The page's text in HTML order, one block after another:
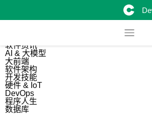
软件资讯
AI & 大模型
大前端
软件架构
开发技能
硬件 & IoT
DevOps
程序人生
数据库